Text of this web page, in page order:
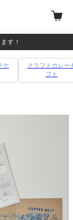
す！
ケ
クラフトカレー
フト